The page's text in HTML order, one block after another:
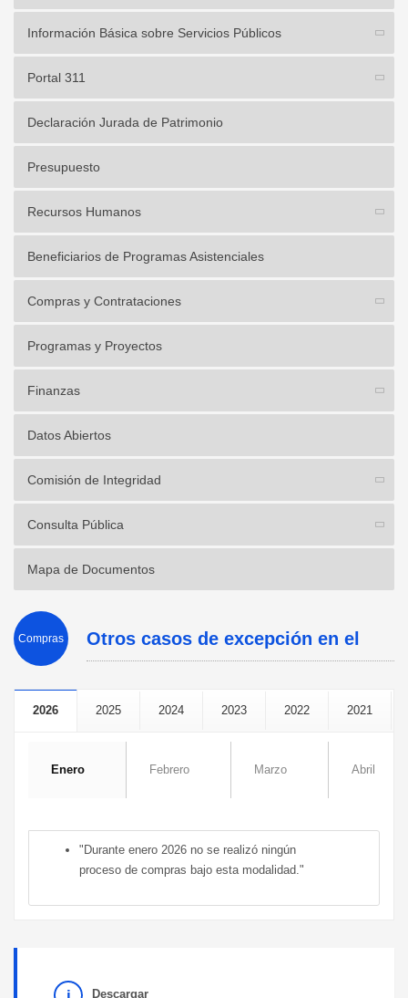
Información Básica sobre Servicios Públicos
Portal 311
Declaración Jurada de Patrimonio
Presupuesto
Recursos Humanos
Beneficiarios de Programas Asistenciales
Compras y Contrataciones
Programas y Proyectos
Finanzas
Datos Abiertos
Comisión de Integridad
Consulta Pública
Mapa de Documentos
Compras Otros casos de excepción en el
2026 2025 2024 2023 2022 2021
Enero Febrero Marzo Abril
"Durante enero 2026 no se realizó ningún
proceso de compras bajo esta modalidad."
Descargar